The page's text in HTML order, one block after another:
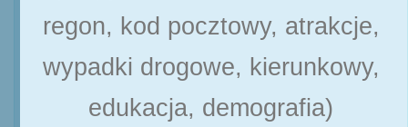
regon, kod pocztowy, atrakcje,
wypadki drogowe, kierunkowy,
edukacja, demografia)